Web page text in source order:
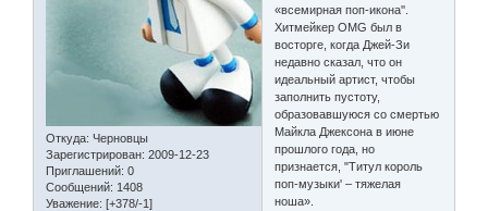
Откуда: Черновцы
Зарегистрирован: 2009-12-23
Приглашений: 0
Сообщений: 1408
Уважение: [+378/-1]
«всемирная поп-икона''.
Хитмейкер OMG был в
восторге, когда Джей-Зи
недавно сказал, что он
идеальный артист, чтобы
заполнить пустоту,
образовавшуюся со смертью
Майкла Джексона в июне
прошлого года, но
признается, "Титул король
поп-музыки' – тяжелая
ноша».